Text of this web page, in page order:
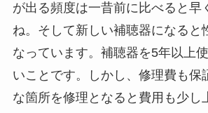
が出る頻度は一昔前に比べると早
ね。そして新しい補聴器になると
なっています。補聴器を5年以上
いことです。しかし、修理費も保
な箇所を修理となると費用も少し